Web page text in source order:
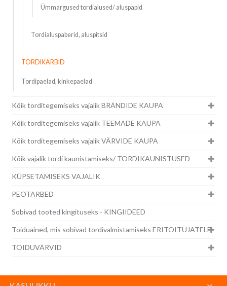
Ümmargused tordialused/ aluspapid
Tordialuspaberid, aluspitsid
TORDIKARBID
Tordipaelad, kinkepaelad
Kõik torditegemiseks vajalik BRÄNDIDE KAUPA
Kõik torditegemiseks vajalik TEEMADE KAUPA
Kõik torditegemiseks vajalik VÄRVIDE KAUPA
Kõik vajalik tordi kaunistamiseks/ TORDIKAUNISTUSED
KÜPSETAMISEKS VAJALIK
PEOTARBED
Sobivad tooted kingituseks - KINGIIDEED
Toiduained, mis sobivad tordivalmistamiseks ERITOITUJATELE
TOIDUVÄRVID